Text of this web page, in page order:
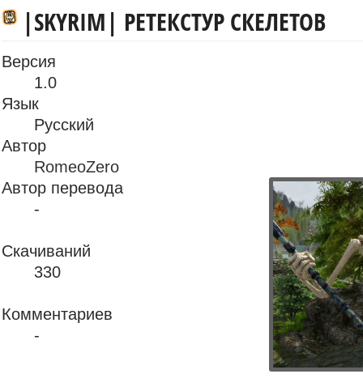
|SKYRIM| РЕТЕКСТУР СКЕЛЕТОВ
Версия
1.0
Язык
Русский
Автор
RomeoZero
Автор перевода
-
Скачиваний
330
Комментариев
-